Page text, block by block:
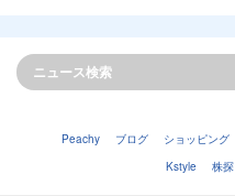
Peachy ブログ ショッピング
Kstyle
株探